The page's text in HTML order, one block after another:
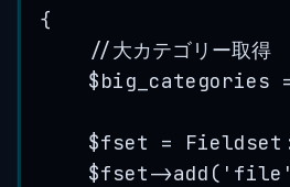
{
//大カテゴリー取得
$big_categories
$fset = Fieldset
$fset->add ( ' file '